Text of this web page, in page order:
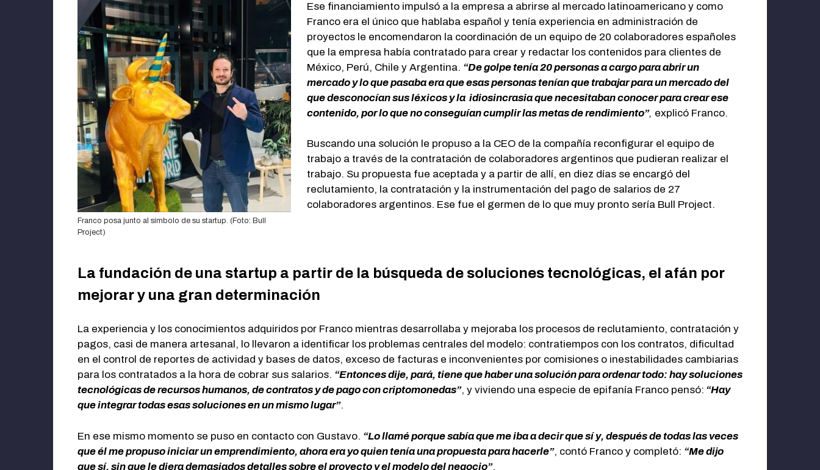
Franco posa junto al símbolo de su startup. (Foto: Bull
Project)
Ese financiamiento impulsó a la empresa a abrirse al mercado latinoamericano y como
Franco era el único que hablaba español y tenía experiencia en administración de
proyectos le encomendaron la coordinación de un equipo de 20 colaboradores españoles
que la empresa había contratado para crear y redactar los contenidos para clientes de
México, Perú, Chile y Argentina. “De golpe tenía 20 personas a cargo para abrir un
mercado y lo que pasaba era que esas personas tenían que trabajar para un mercado del
que desconocían sus léxicos y la idiosincrasia que necesitaban conocer para crear ese
contenido, por lo que no conseguían cumplir las metas de rendimiento”, explicó Franco.
Buscando una solución le propuso a la CEO de la compañía reconfigurar el equipo de
trabajo a través de la contratación de colaboradores argentinos que pudieran realizar el
trabajo. Su propuesta fue aceptada y a partir de allí, en diez días se encargó del
reclutamiento, la contratación y la instrumentación del pago de salarios de 27
colaboradores argentinos. Ese fue el germen de lo que muy pronto sería Bull Project.
La fundación de una startup a partir de la búsqueda de soluciones tecnológicas, el afán por
mejorar y una gran determinación
La experiencia y los conocimientos adquiridos por Franco mientras desarrollaba y mejoraba los procesos de reclutamiento, contratación y
pagos, casi de manera artesanal, lo llevaron a identificar los problemas centrales del modelo: contratiempos con los contratos, dificultad
en el control de reportes de actividad y bases de datos, exceso de facturas e inconvenientes por comisiones o inestabilidades cambiarias
para los contratados a la hora de cobrar sus salarios. “Entonces dije, pará, tiene que haber una solución para ordenar todo: hay soluciones
tecnológicas de recursos humanos, de contratos y de pago con criptomonedas”, y viviendo una especie de epifanía Franco pensó: “Hay
que integrar todas esas soluciones en un mismo lugar”.
En ese mismo momento se puso en contacto con Gustavo. “Lo llamé porque sabía que me iba a decir que sí y, después de todas las veces
que él me propuso iniciar un emprendimiento, ahora era yo quien tenía una propuesta para hacerle”, contó Franco y completó: “Me dijo
que sí, sin que le diera demasiados detalles sobre el proyecto y el modelo del negocio”.